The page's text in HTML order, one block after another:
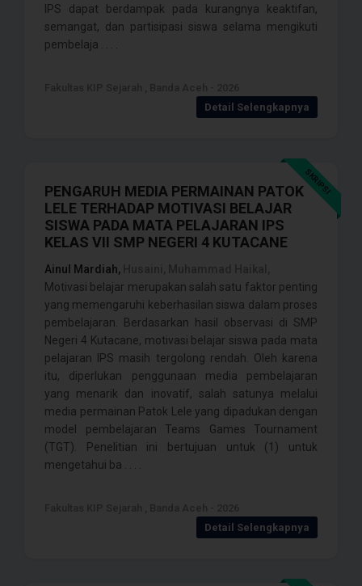
IPS dapat berdampak pada kurangnya keaktifan,
semangat, dan partisipasi siswa selama mengikuti
pembelaja . . . .
Detail Selengkapnya
SKRIPSI
PENGARUH MEDIA PERMAINAN PATOK
LELE TERHADAP MOTIVASI BELAJAR
SISWA PADA MATA PELAJARAN IPS
KELAS VII SMP NEGERI 4 KUTACANE
Ainul Mardiah,
Motivasi belajar merupakan salah satu faktor penting
yang memengaruhi keberhasilan siswa dalam proses
pembelajaran. Berdasarkan hasil observasi di SMP
Negeri 4 Kutacane, motivasi belajar siswa pada mata
pelajaran IPS masih tergolong rendah. Oleh karena
itu, diperlukan penggunaan media pembelajaran
yang menarik dan inovatif, salah satunya melalui
media permainan Patok Lele yang dipadukan dengan
model pembelajaran Teams Games Tournament
(TGT). Penelitian ini bertujuan untuk (1) untuk
mengetahui ba . . . .
Detail Selengkapnya